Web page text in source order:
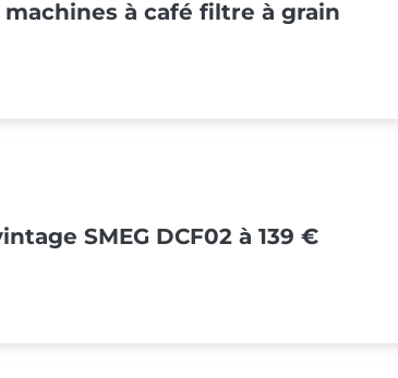
à café filtre à grain
SMEG DCF02 à 139 €